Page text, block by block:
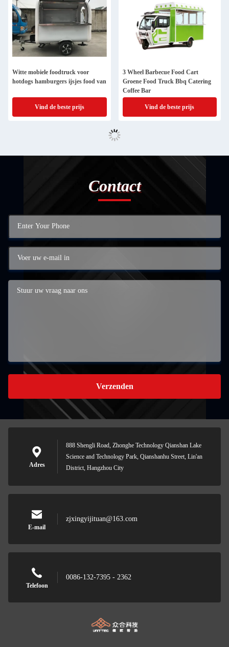
Witte mobiele foodtruck voor
hotdogs hamburgers ijsjes food van
Vind de beste prijs
3 Wheel Barbecue Food Cart
Groene Food Truck Bbq Catering
Coffee Bar
Vind de beste prijs
Contact
Verzenden
Adres
888 Shengli Road, Zhonghe Technology Qianshan Lake
Science and Technology Park, Qianshanhu Street, Lin'an
District, Hangzhou City
E-mail
zjxingyijituan@163.com
Telefoon
0086-132-7395 - 2362